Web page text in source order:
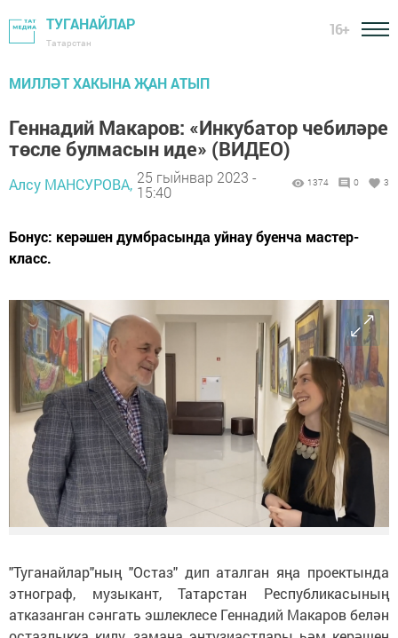
ТУГАНАЙЛАР
Татарстан
16+
МИЛЛӘТ ХАКЫНА ҖАН АТЫП
Геннадий Макаров: «Инкубатор чебиләре
төсле булмасын иде» (ВИДЕО)
Алсу МАНСУРОВА, 25 гыйнвар 2023 -
15:40
1374 0 3
Бонус: керәшен думбрасында уйнау буенча мастер-
класс.
"Туганайлар"ның "Остаз" дип аталган яңа проектында
этнограф, музыкант, Татарстан Республикасының
атказанган сәнгать эшлеклесе Геннадий Макаров белән